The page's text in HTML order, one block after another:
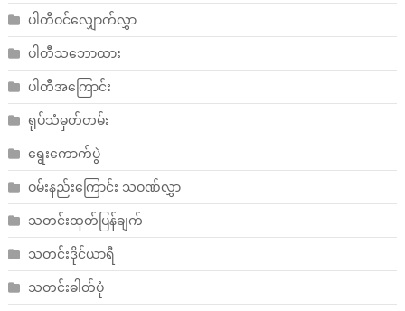
ပါတီဝင်လျှောက်လွှာ
ပါတီသဘောထား
ပါတီအကြောင်း
ရုပ်သံမှတ်တမ်း
ရွေးကောက်ပွဲ
ဝမ်းနည်းကြောင်း သဝဏ်လွှာ
သတင်းထုတ်ပြန်ချက်
သတင်းဒိုင်ယာရီ
သတင်းဓါတ်ပုံ